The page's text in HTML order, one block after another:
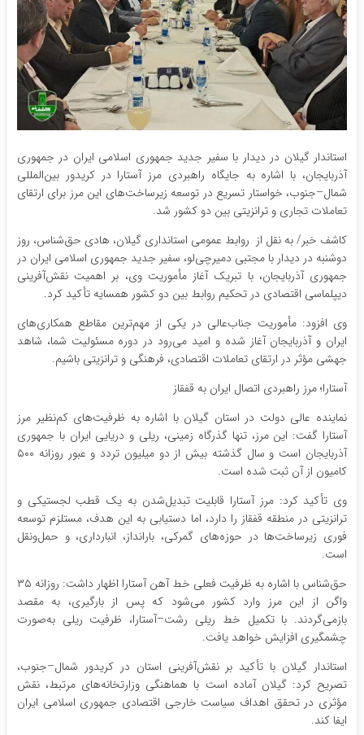
استاندار گیلان در دیدار با سفیر جدید جمهوری اسلامی ایران در جمهوری
آذربایجان، با اشاره به جایگاه راهبردی مرز آستارا در کریدور بین‌المللی
شمال–جنوب، خواستار تسریع در توسعه زیرساخت‌های این مرز برای ارتقای
تعاملات تجاری و ترانزیتی بین دو کشور شد.
کاشف خبر/ به نقل از روابط عمومی استانداری گیلان، هادی حق‌شناس، روز
دوشنبه در دیدار با مجتبی دمیرچی‌لو، سفیر جدید جمهوری اسلامی ایران در
جمهوری آذربایجان، با تبریک آغاز مأموریت وی، بر اهمیت نقش‌آفرینی
دیپلماسی اقتصادی در تحکیم روابط بین دو کشور همسایه تأکید کرد.
وی افزود: مأموریت جناب‌عالی در یکی از مهم‌ترین مقاطع همکاری‌های
ایران و آذربایجان آغاز شده و امید می‌رود در دوره مسئولیت شما، شاهد
جهشی مؤثر در ارتقای تعاملات اقتصادی، فرهنگی و ترانزیتی باشیم.
آستارا؛ مرز راهبردی اتصال ایران به قفقاز
نماینده عالی دولت در استان گیلان با اشاره به ظرفیت‌های کم‌نظیر مرز
آستارا گفت: این مرز، تنها گذرگاه زمینی، ریلی و دریایی ایران با جمهوری
آذربایجان است و سال گذشته بیش از دو میلیون تردد و عبور روزانه ۵۰۰
کامیون از آن ثبت شده است.
وی تأکید کرد: مرز آستارا قابلیت تبدیل‌شدن به یک قطب لجستیکی و
ترانزیتی در منطقه قفقاز را دارد، اما دستیابی به این هدف، مستلزم توسعه
فوری زیرساخت‌ها در حوزه‌های گمرکی، بارانداز، انبارداری، و حمل‌ونقل
است.
حق‌شناس با اشاره به ظرفیت فعلی خط آهن آستارا اظهار داشت: روزانه ۳۵
واگن از این مرز وارد کشور می‌شود که پس از بارگیری، به مقصد
بازمی‌گردند. با تکمیل خط ریلی رشت–آستارا، ظرفیت ریلی به‌صورت
چشمگیری افزایش خواهد یافت.
استاندار گیلان با تأکید بر نقش‌آفرینی استان در کریدور شمال–جنوب،
تصریح کرد: گیلان آماده است با هماهنگی وزارتخانه‌های مرتبط، نقش
مؤثری در تحقق اهداف سیاست خارجی اقتصادی جمهوری اسلامی ایران
ایفا کند.